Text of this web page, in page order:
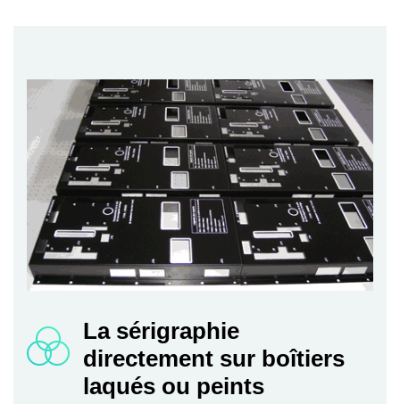
La sérigraphie
directement sur boîtiers
laqués ou peints